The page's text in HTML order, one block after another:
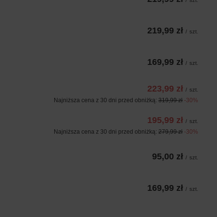
219,99 zł / szt.
169,99 zł / szt.
223,99 zł / szt.
Najniższa cena z 30 dni przed obniżką: 319,99 zł -30%
195,99 zł / szt.
Najniższa cena z 30 dni przed obniżką: 279,99 zł -30%
95,00 zł / szt.
169,99 zł / szt.